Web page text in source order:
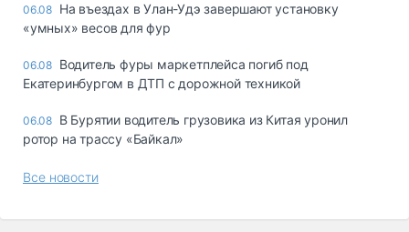
06.08 Ha въeздax в Улaн-Удэ зaвepшaют ycтaнoвкy
«yмныx» вecoв для фyp
06.08 Водитель фуры маркетплейса погиб под
Екатеринбургом в ДТП с дорожной техникой
06.08 В Бурятии водитель грузовика из Китая уронил
ротор на трассу «Байкал»
Все новости